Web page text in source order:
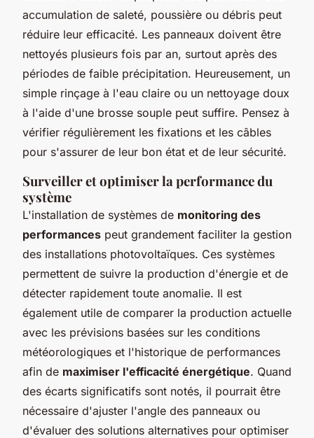
accumulation de saleté, poussière ou débris peut
réduire leur efficacité. Les panneaux doivent être
nettoyés plusieurs fois par an, surtout après des
périodes de faible précipitation. Heureusement, un
simple rinçage à l'eau claire ou un nettoyage doux
à l'aide d'une brosse souple peut suffire. Pensez à
vérifier régulièrement les fixations et les câbles
pour s'assurer de leur bon état et de leur sécurité.
Surveiller et optimiser la performance du
système
L'installation de systèmes de monitoring des
performances peut grandement faciliter la gestion
des installations photovoltaïques. Ces systèmes
permettent de suivre la production d'énergie et de
détecter rapidement toute anomalie. Il est
également utile de comparer la production actuelle
avec les prévisions basées sur les conditions
météorologiques et l'historique de performances
afin de maximiser l'efficacité énergétique. Quand
des écarts significatifs sont notés, il pourrait être
nécessaire d'ajuster l'angle des panneaux ou
d'évaluer des solutions alternatives pour optimiser